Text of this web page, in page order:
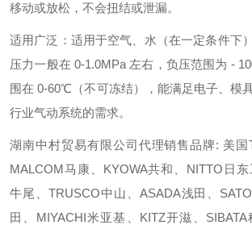
移动或放松，不会扭结或泄漏。
适用广泛：适用于空气、水（在一定条件下
压力一般在 0-1.0MPa 左右，负压范围为 -
围在 0-60℃（不可冻结），能满足电子、模
行业气动系统的需求。
湖南中村贸易有限公司代理销售品牌: 美国
MALCOM马康、KYOWA共和、NITTO日
牛尾、TRUSCO中山、ASADA浅田、
田、MIYACHI米亚基、KITZ开滋、SIBATA